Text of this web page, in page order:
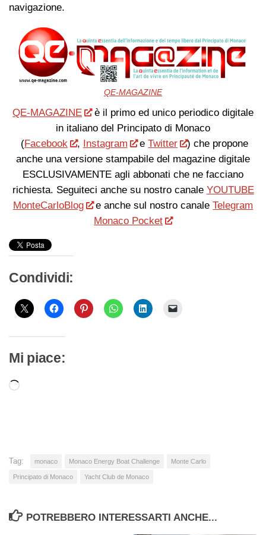
navigazione.
QE-MAGAZINE
QE-MAGAZINE
è il primo ed unico periodico digitale
in italiano del Principato di Monaco
(Facebook , Instagram eTwitter
) che propone
anche una versione stampabile del magazine digitale
ESCLUSIVAMENTE agli abbonati che ne facciano
richiesta. Seguiteci anche su nostro canale YOUTUBE
MonteCarloBlog
e anche sul nostro canaleTelegram
Monaco Pocket
Condividi:
Mi piace:
Caricamento
Tag: monaco Monaco Energy Boat Challenge Monte Carlo
Principato di Monaco Yacht Club de Monaco
POTREBBERO INTERESSARTI ANCHE...